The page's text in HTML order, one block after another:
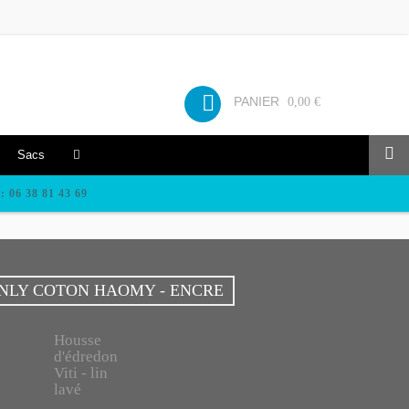
PANIER 0,00 €
Sacs
06 38 81 43 69
COTON HAOMY - ENCRE
Housse
d'édredon
Viti - lin
lavé